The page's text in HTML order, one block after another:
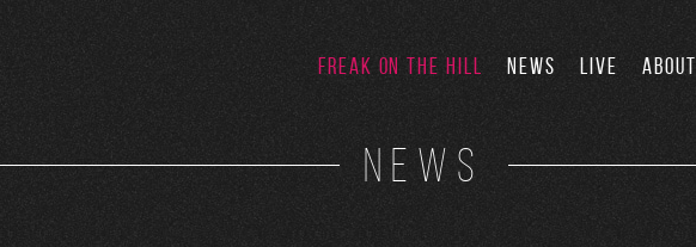
FREAK ON THE HILL NEWS LIVE ABOUT
NEWS